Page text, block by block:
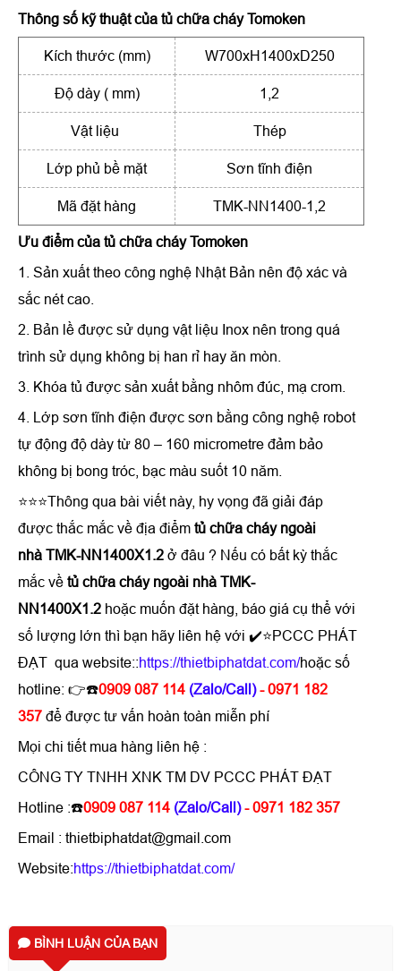
Thông số kỹ thuật của tủ chữa cháy Tomoken
Kích thước (mm) W700xH1400xD250
Độ dày ( mm) 1,2
Vật liệu Thép
Lớp phủ bề mặt Sơn tĩnh điện
Mã đặt hàng TMK-NN1400-1,2
Ưu điểm của tủ chữa cháy Tomoken
1. Sản xuất theo công nghệ Nhật Bản nên độ xác và
sắc nét cao.
2. Bản lề được sử dụng vật liệu Inox nên trong quá
trình sử dụng không bị han rỉ hay ăn mòn.
3. Khóa tủ được sản xuất bằng nhôm đúc, mạ crom.
4. Lớp sơn tĩnh điện được sơn bằng công nghệ robot
tự động độ dày từ 80 – 160 micrometre đảm bảo
không bị bong tróc, bạc màu suốt 10 năm.
⭐⭐⭐Thông qua bài viết này, hy vọng đã giải đáp
được thắc mắc về địa điểm tủ chữa cháy ngoài
nhà TMK-NN1400X1.2 ở đâu ? Nếu có bất kỳ thắc
mắc về tủ chữa cháy ngoài nhà TMK-
NN1400X1.2 hoặc muốn đặt hàng, báo giá cụ thể với
số lượng lớn thì bạn hãy liên hệ với ✔️⭐PCCC PHÁT
ĐẠT qua website::https://thietbiphatdat.com/hoặc số
hotline: 👉☎️0909 087 114 (Zalo/Call) - 0971 182
357 để được tư vấn hoàn toàn miễn phí
Mọi chi tiết mua hàng liên hệ :
CÔNG TY TNHH XNK TM DV PCCC PHÁT ĐẠT
Hotline :☎️0909 087 114 (Zalo/Call) - 0971 182 357
Email : thietbiphatdat@gmail.com
Website:https://thietbiphatdat.com/
BÌNH LUẬN CỦA BẠN